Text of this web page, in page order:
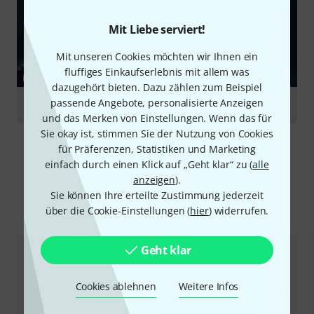
Mit Liebe serviert!
Mit unseren Cookies möchten wir Ihnen ein
fluffiges Einkaufserlebnis mit allem was
dazugehört bieten. Dazu zählen zum Beispiel
passende Angebote, personalisierte Anzeigen
und das Merken von Einstellungen. Wenn das für
Sie okay ist, stimmen Sie der Nutzung von Cookies
für Präferenzen, Statistiken und Marketing
einfach durch einen Klick auf „Geht klar“ zu (alle
anzeigen).
Sie können Ihre erteilte Zustimmung jederzeit
über die Cookie-Einstellungen (hier) widerrufen.
Geht klar
Cookies ablehnen Weitere Infos
RATGEBER
Broadcast & Video
Alternativen vergleichen